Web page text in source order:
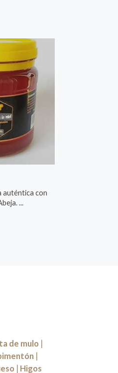
auténtica con
...
de mulo |
|
| Higos